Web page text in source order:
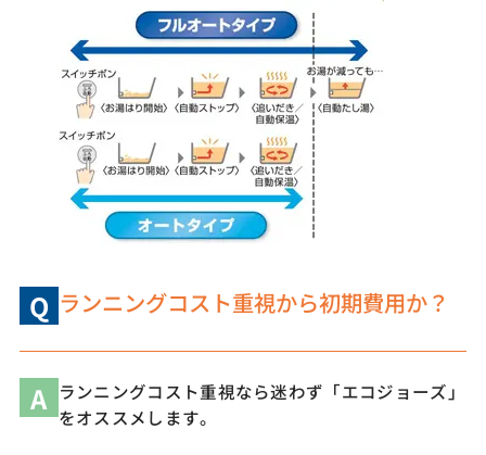
Q ランニングコスト重視から初期費用か？
A ランニングコスト重視なら迷わず「エコジョーズ」
をオススメします。